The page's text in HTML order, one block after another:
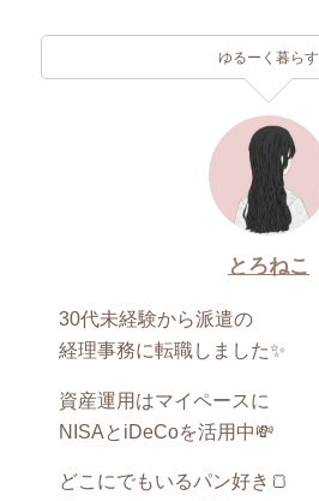
ゆるーく暮らす
とろねこ
30代未経験から派遣の
経理事務に転職しました✨
資産運用はマイペースに
NISAとiDeCoを活用中💸
どこにでもいるパン好き🍞